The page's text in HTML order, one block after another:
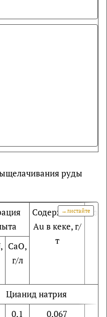
руды
Содержание
Au в кеке, г/
т
CaO,
г/л
Цианид натрия
0,1 0,067